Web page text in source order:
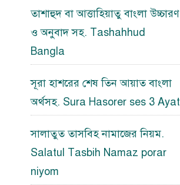
তাশাহুদ বা আত্তাহিয়াতু বাংলা উচ্চারণ
ও অনুবাদ সহ. Tashahhud
Bangla
সূরা হাশরের শেষ তিন আয়াত বাংলা
অর্থসহ. Sura Hasorer ses 3 Ayat
সালাতুত তাসবিহ নামাজের নিয়ম.
Salatul Tasbih Namaz porar
niyom